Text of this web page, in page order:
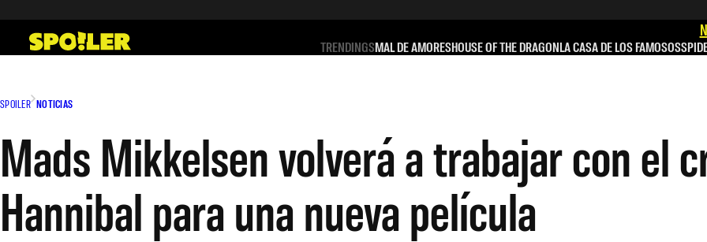
contenido
TRENDINGSMAL DE AMORESHOUSE OF THE DRAGONLA CASA DE LOS FAMOSOS
SPOILER NOTICIAS
Mads Mikkelsen volverá a trabajar con el
Hannibal para una nueva película